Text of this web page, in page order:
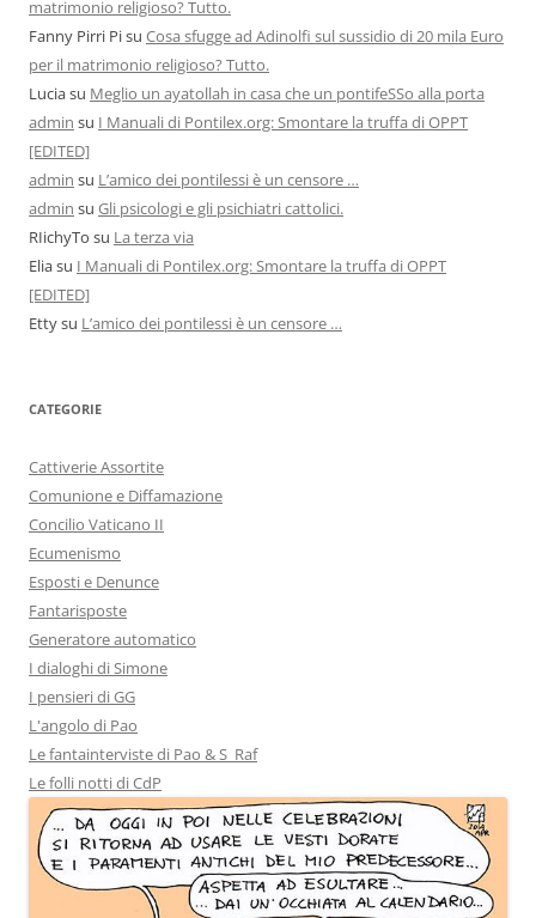
matrimonio religioso? Tutto.
Fanny Pirri Pisu Cosa sfugge ad Adinolfi sul sussidio di 20 mila Euro
per il matrimonio religioso? Tutto.
Luciasu Meglio un ayatollah in casa che un pontifeSSo alla porta
admin su I Manuali di Pontilex.org: Smontare la truffa di OPPT
[EDITED]
admin su L’amico dei pontilessi è un censore …
admin su Gli psicologi e gli psichiatri cattolici.
RIichyTo su La terza via
Eliasu I Manuali di Pontilex.org: Smontare la truffa di OPPT
[EDITED]
Ettysu L’amico dei pontilessi è un censore …
CATEGORIE
Cattiverie Assortite
Comunione e Diffamazione
Concilio Vaticano II
Ecumenismo
Esposti e Denunce
Fantarisposte
Generatore automatico
I dialoghi di Simone
I pensieri di GG
L'angolo di Pao
Le fantainterviste di Pao & S_Raf
Le folli notti di CdP